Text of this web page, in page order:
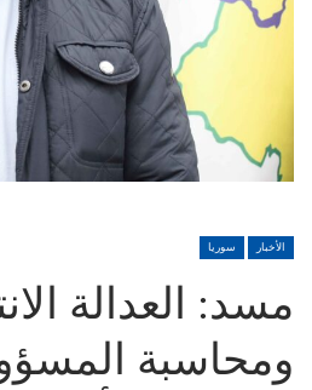
الأخبار سوريا
مسد: العدالة
ومحاسبة